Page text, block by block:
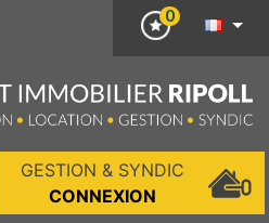
0
GESTION & SYNDIC
CONNEXION